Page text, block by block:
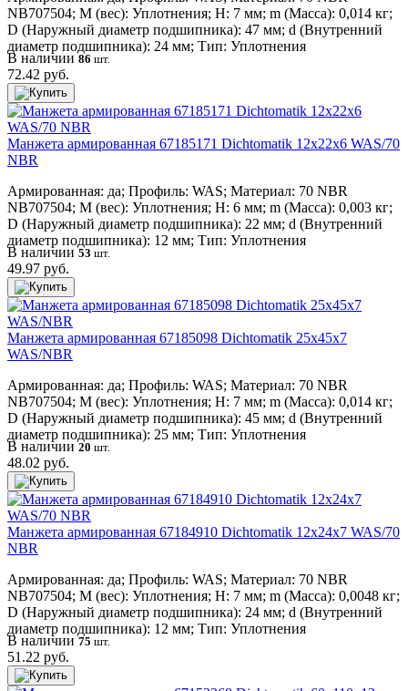
NB707504; M (вес): Уплотнения; H: 7 мм; m (Масса): 0,014 кг;
D (Наружный диаметр подшипника): 47 мм; d (Внутренний
диаметр подшипника): 24 мм; Тип: Уплотнения
В наличии86 шт.
72.42 руб.
Манжета армированная 67185171 Dichtomatik 12x22x6 WAS/70
NBR
Армированная: да; Профиль: WAS; Материал: 70 NBR
NB707504; M (вес): Уплотнения; H: 6 мм; m (Масса): 0,003 кг;
D (Наружный диаметр подшипника): 22 мм; d (Внутренний
диаметр подшипника): 12 мм; Тип: Уплотнения
В наличии53 шт.
49.97 руб.
Манжета армированная 67185098 Dichtomatik 25x45x7
WAS/NBR
Армированная: да; Профиль: WAS; Материал: 70 NBR
NB707504; M (вес): Уплотнения; H: 7 мм; m (Масса): 0,014 кг;
D (Наружный диаметр подшипника): 45 мм; d (Внутренний
диаметр подшипника): 25 мм; Тип: Уплотнения
В наличии20 шт.
48.02 руб.
Манжета армированная 67184910 Dichtomatik 12x24x7 WAS/70
NBR
Армированная: да; Профиль: WAS; Материал: 70 NBR
NB707504; M (вес): Уплотнения; H: 7 мм; m (Масса): 0,0048 кг;
D (Наружный диаметр подшипника): 24 мм; d (Внутренний
диаметр подшипника): 12 мм; Тип: Уплотнения
В наличии75 шт.
51.22 руб.